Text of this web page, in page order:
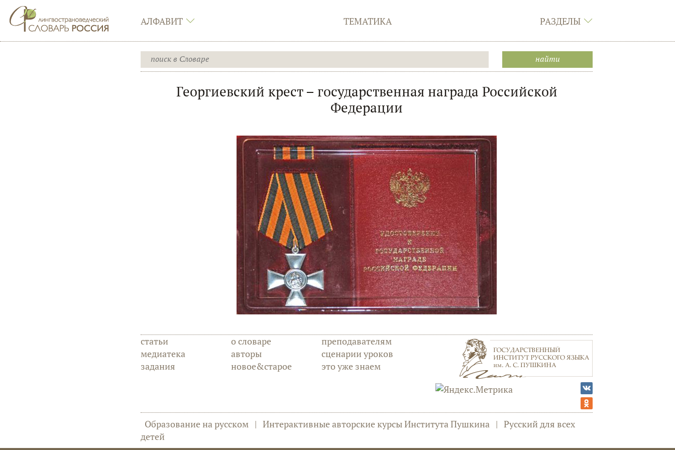
АЛФАВИТ ТЕМАТИКА РАЗДЕЛЫ
Георгиевский крест – государственная награда Российской
Федерации
статьи
медиатека
задания
о словаре
авторы
новое&старое
преподавателям
сценарии уроков
это уже знаем
Образование на русском | Интерактивные авторские курсы Института Пушкина | Русский для всех
детей